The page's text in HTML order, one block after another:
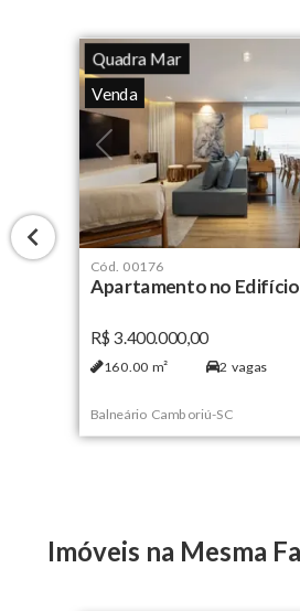
Quadra Mar
Venda
Cód. 00176
Apartamento no Edifício
R$ 3.400.000,00
160.00 m² 2 vagas
Balneário Camboriú-SC
Imóveis na Mesma